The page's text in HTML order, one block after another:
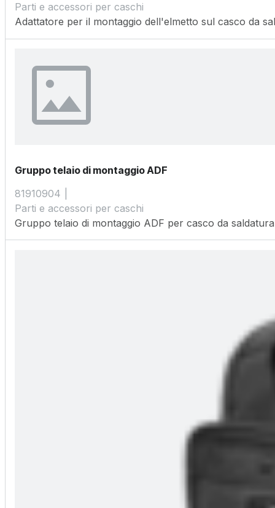
Parti e accessori per caschi
Adattatore per il montaggio dell'elmetto sul casco da
Gruppo telaio di montaggio ADF
81910904
Parti e accessori per caschi
Gruppo telaio di montaggio ADF per casco da